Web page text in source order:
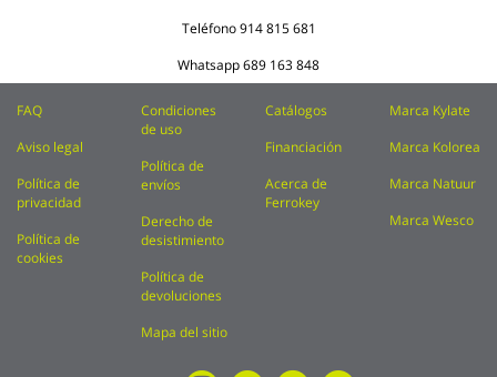
Teléfono914 815 681
Whatsapp689 163 848
FAQ
Aviso legal
Política de
privacidad
Política de
cookies
Condiciones
de uso
Política de
envíos
Derecho de
desistimiento
Política de
devoluciones
Mapa del sitio
Catálogos
Financiación
Acerca de
Ferrokey
Marca Kylate
Marca Kolorea
Marca Natuur
Marca Wesco